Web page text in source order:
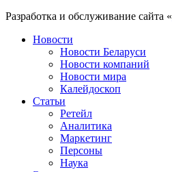
Разработка и обслуживание сайта «
Новости
Новости Беларуси
Новости компаний
Новости мира
Калейдоскоп
Статьи
Ретейл
Аналитика
Маркетинг
Персоны
Наука